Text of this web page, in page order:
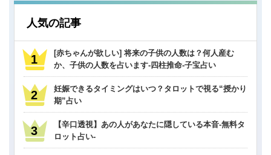
人気の記事
[赤ちゃんが欲しい] 将来の子供の人数は？何人産む
か、子供の人数を占います-四柱推命-子宝占い
妊娠できるタイミングはいつ？タロットで視る“授かり
期”占い
【辛口透視】あの人があなたに隠している本音-無料タ
ロット占い-